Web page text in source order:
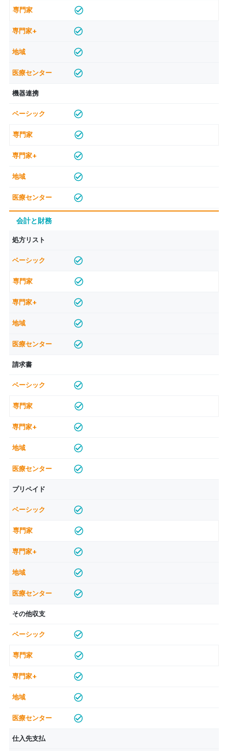
機器連携
会計と財務
処方リスト
請求書
プリペイド
その他収支
仕入先支払